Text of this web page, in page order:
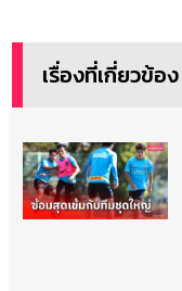
เรื่องที่เกี่ยวข้อง